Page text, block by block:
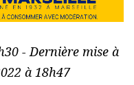
- Dernière mise à
à 18h47